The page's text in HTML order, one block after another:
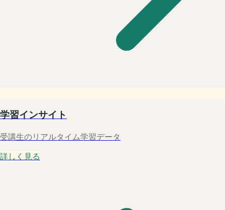
学習インサイト
受講生のリアルタイム学習データ
詳しく見る